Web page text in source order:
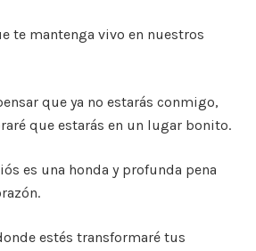
te mantenga vivo en nuestros
que ya no estarás conmigo,
que estarás en un lugar bonito.
es una honda y profunda pena
estés transformaré tus